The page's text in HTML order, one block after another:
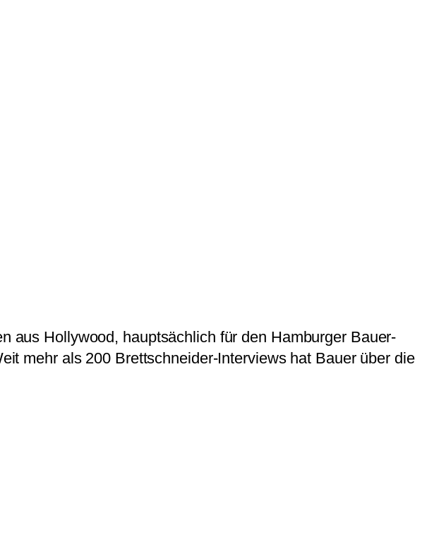
aus Hollywood, hauptsächlich für den Hamburger Bauer-
mehr als 200 Brettschneider-Interviews hat Bauer über die